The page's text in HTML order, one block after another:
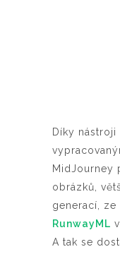
Díky
MidJourney
obrázků,
generací,
RunwayML
A tak se